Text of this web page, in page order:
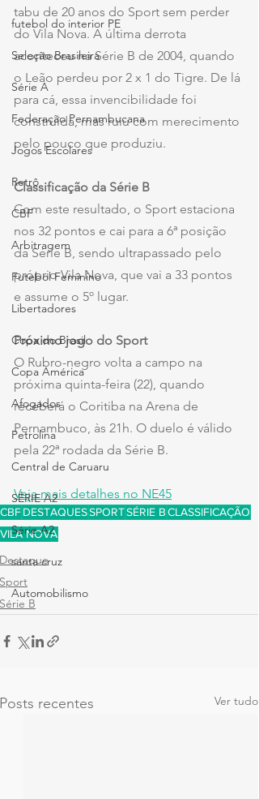
futebol do interior PE
Seleção Brasileira
Série A
Federação Pernambucana
Jogos Escolares
Retrô
CBF
Arbitragem
Futebol Feminino
Libertadores
Copa do Brasil
Copa América
Afogados
Petrolina
Central de Caruaru
SÉRIE A2
Série A2
santa cruz
Automobilismo
tabu de 20 anos do Sport sem perder
do Vila Nova. A última derrota
aconteceu na Série B de 2004, quando
o Leão perdeu por 2 x 1 do Tigre. De lá
para cá, essa invencibilidade foi
construída, mas ruiu com merecimento
pelo pouco que produziu.
Classificação da Série B
Com este resultado, o Sport estaciona
nos 32 pontos e cai para a 6ª posição
da Série B, sendo ultrapassado pelo
próprio Vila Nova, que vai a 33 pontos
e assume o 5º lugar.
Próximo jogo do Sport
O Rubro-negro volta a campo na
próxima quinta-feira (22), quando
receberá o Coritiba na Arena de
Pernambuco, às 21h. O duelo é válido
pela 22ª rodada da Série B.
Veja mais detalhes no NE45
CBFDESTAQUESSPORTSÉRIE BCLASSIFICAÇÃO
VILA NOVA
Destaque
Sport
Série B
Posts recentes Ver tudo